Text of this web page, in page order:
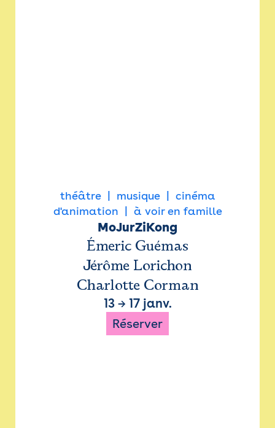
théâtre musique
cinéma
d'animation
à voir en famille
MoJurZiKong
Émeric Guémas
Jérôme Lorichon
Charlotte Corman
13→ 17 janv.
Réserver